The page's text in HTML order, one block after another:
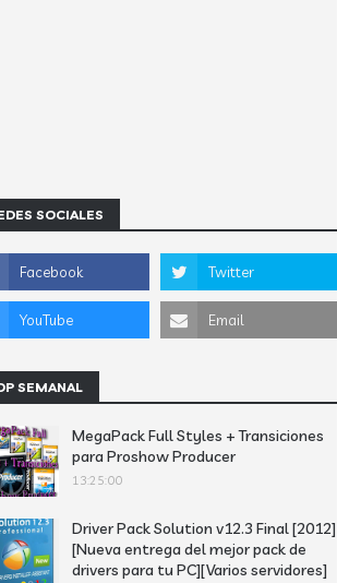
SOCIALES
SEMANAL
MegaPack Full Styles + Transiciones
para Proshow Producer
13:25:00
Driver Pack Solution v12.3 Final [2012]
[Nueva entrega del mejor pack de
drivers para tu PC][Varios servidores]